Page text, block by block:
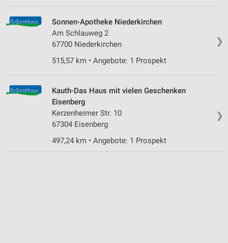
❯
Sonnen-Apotheke Niederkirchen
Am Schlauweg 2
67700 Niederkirchen
515,57 km • Angebote: 1 Prospekt
❯
Kauth-Das Haus mit vielen Geschenken
Eisenberg
Kerzenheimer Str. 10
67304 Eisenberg
497,24 km • Angebote: 1 Prospekt